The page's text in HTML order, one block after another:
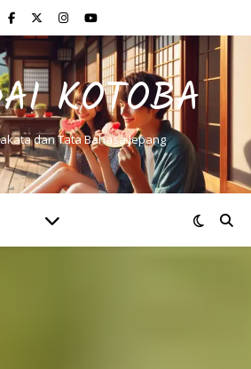
KOTOBA
dan Tata Bahasa Jepang